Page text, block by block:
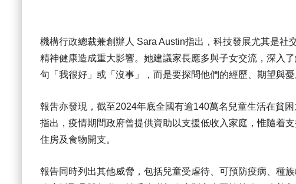
機構行政總裁兼創辦人 Sara Austin指出，科技發展尤其是
精神健康造成重大影響。她建議家長應多與子女交流，深入
句「我很好」或「沒事」，而是要探問他們的經歷、期望與憂
報吿亦發現，截至2024年底全國有逾140萬名兒童生活在貧
指出，疫情期間政府曾提供資助以支援低收入家庭，惟隨着
住房及食物開支。
報告同時列出其他威脅，包括兒童受虐待、可預防疫病、種